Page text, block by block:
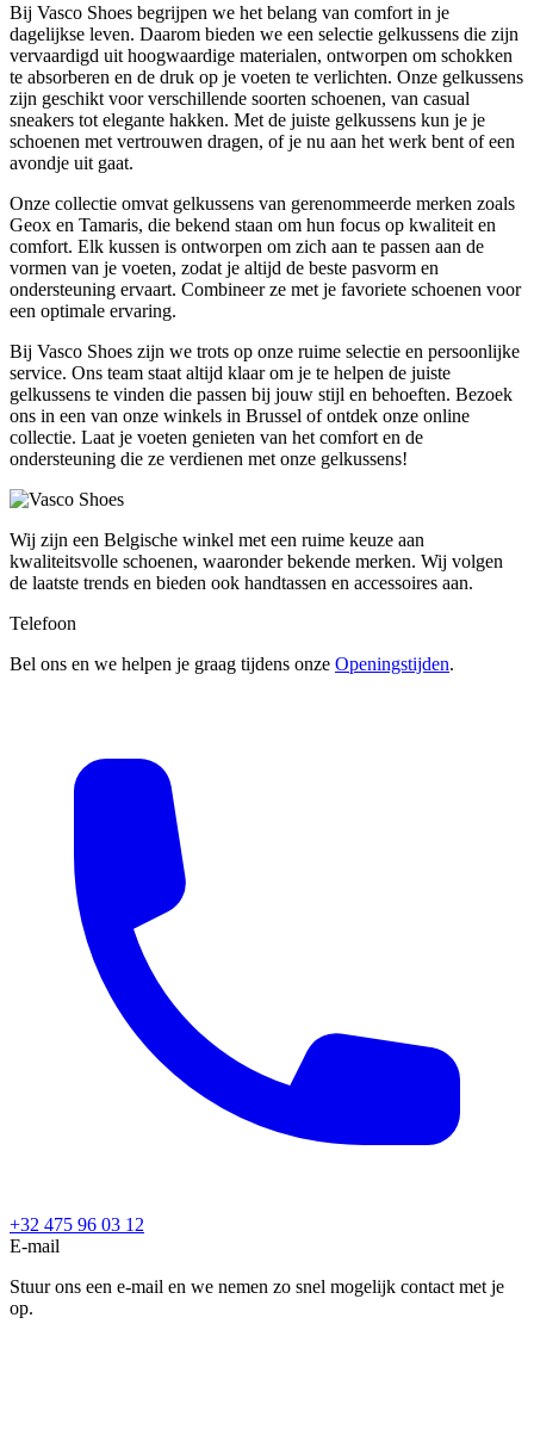
Bij Vasco Shoes begrijpen we het belang van comfort in je
dagelijkse leven. Daarom bieden we een selectie gelkussens die zijn
vervaardigd uit hoogwaardige materialen, ontworpen om schokken
te absorberen en de druk op je voeten te verlichten. Onze gelkussens
zijn geschikt voor verschillende soorten schoenen, van casual
sneakers tot elegante hakken. Met de juiste gelkussens kun je je
schoenen met vertrouwen dragen, of je nu aan het werk bent of een
avondje uit gaat.
Onze collectie omvat gelkussens van gerenommeerde merken zoals
Geox en Tamaris, die bekend staan om hun focus op kwaliteit en
comfort. Elk kussen is ontworpen om zich aan te passen aan de
vormen van je voeten, zodat je altijd de beste pasvorm en
ondersteuning ervaart. Combineer ze met je favoriete schoenen voor
een optimale ervaring.
Bij Vasco Shoes zijn we trots op onze ruime selectie en persoonlijke
service. Ons team staat altijd klaar om je te helpen de juiste
gelkussens te vinden die passen bij jouw stijl en behoeften. Bezoek
ons in een van onze winkels in Brussel of ontdek onze online
collectie. Laat je voeten genieten van het comfort en de
ondersteuning die ze verdienen met onze gelkussens!
Wij zijn een Belgische winkel met een ruime keuze aan
kwaliteitsvolle schoenen, waaronder bekende merken. Wij volgen
de laatste trends en bieden ook handtassen en accessoires aan.
Telefoon
Bel ons en we helpen je graag tijdens onze Openingstijden.
+32 475 96 03 12
E-mail
Stuur ons een e-mail en we nemen zo snel mogelijk contact met je
op.